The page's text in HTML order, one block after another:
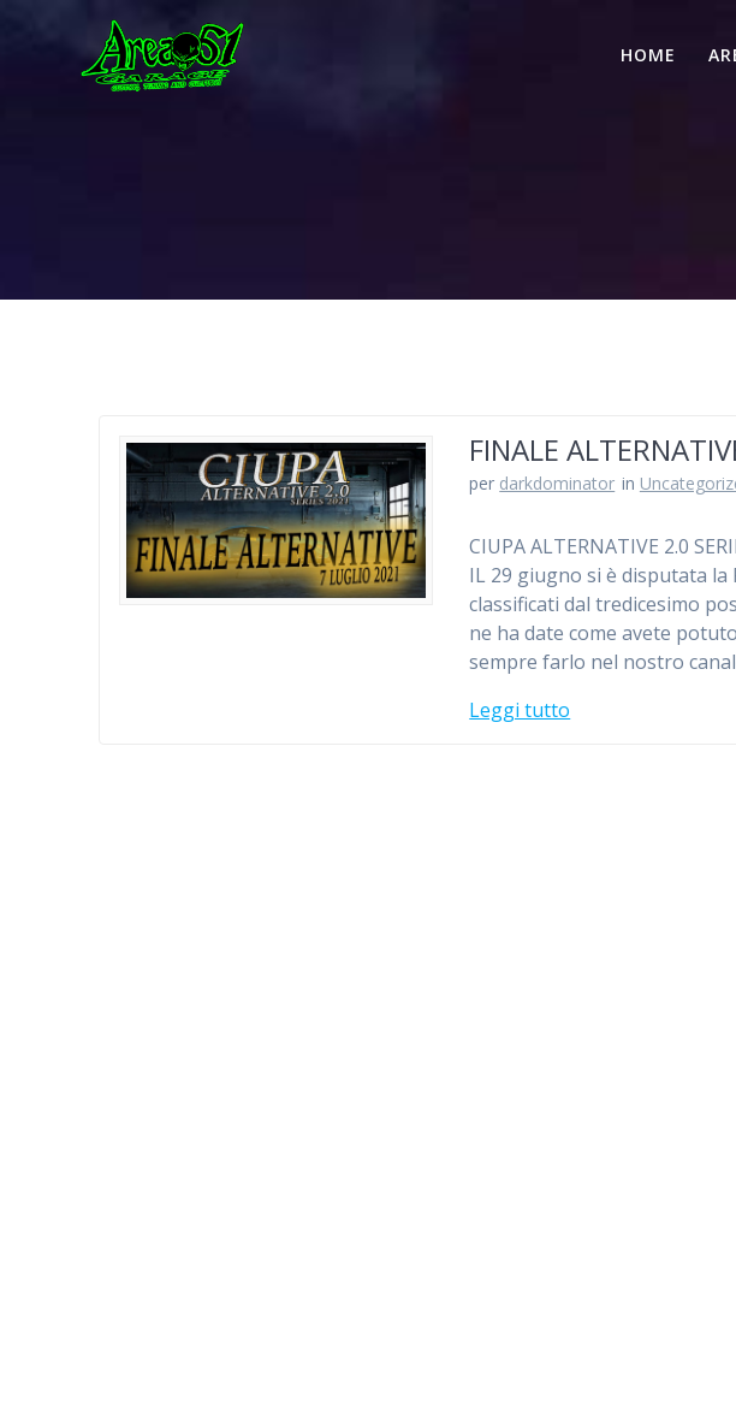
HOME
FINALE
per darkdominator in
CIUPA ALTERNATIVE 2.0
IL 29 giugno si è disputata
classificati dal tredicesimo
ne ha date come avete
sempre farlo nel nostro
Leggi tutto